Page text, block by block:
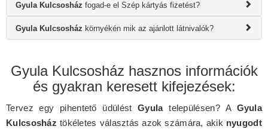
Gyula Kulcsosház fogad-e el Szép kártyás fizetést?
Gyula Kulcsosház környékén mik az ajánlott látnivalók?
Gyula Kulcsosház hasznos információk
és gyakran keresett kifejezések:
Tervez egy pihentető üdüléstGyulatelepülésen? A Gyula
Kulcsosház tökéletes választás azok számára, akik nyugodt